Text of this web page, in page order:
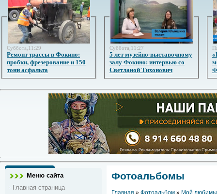
Суббота,11:29
Ремонт трассы в Фокино:
пробки, фрезерование и 150
тонн асфальта
Суббота,11:27
5 лет музейно-выставочному
залу Фокино: интервью со
Светланой Тихонович
Меню сайта
Главная страница
Фотоальбомы